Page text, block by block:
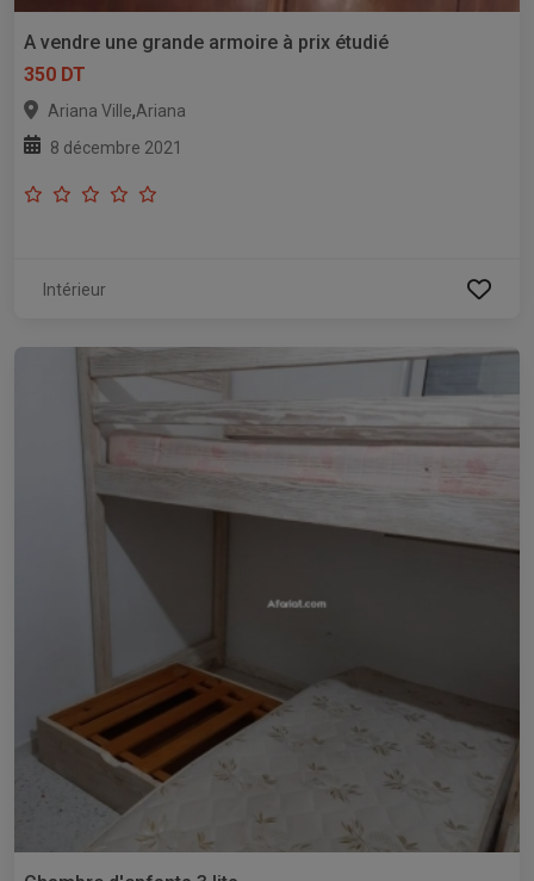
A vendre une grande armoire à prix étudié
350 DT
Ariana Ville,Ariana
8 décembre 2021
Intérieur